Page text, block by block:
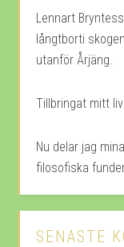
Lennart
långtborti
utanför Årjäng.
Tillbringat mitt
Nu delar jag
filosofiska
SENASTE